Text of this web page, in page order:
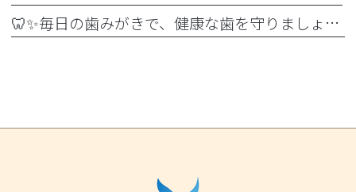
🦷✨毎日の歯みがきで、健康な歯を守りましょう✨🪥